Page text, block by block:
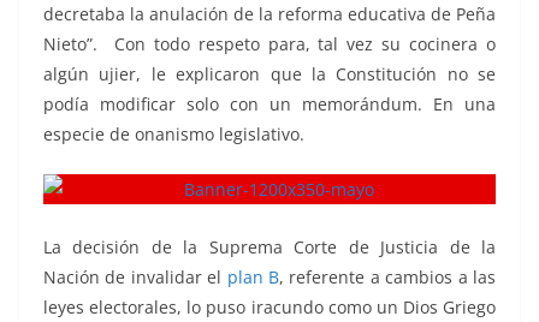
decretaba la anulación de la reforma educativa de Peña
Nieto”. Con todo respeto para, tal vez su cocinera o
algún ujier, le explicaron que la Constitución no se
podía modificar solo con un memorándum. En una
especie de onanismo legislativo.
La decisión de la Suprema Corte de Justicia de la
Nación de invalidar el plan B, referente a cambios a las
leyes electorales, lo puso iracundo como un Dios Griego